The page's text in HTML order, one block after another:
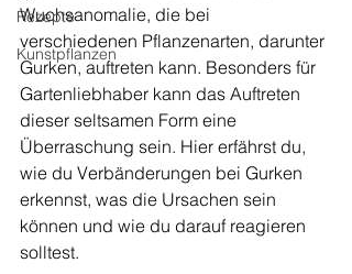
Rezepte
Kunstpflanzen
Wuchsanomalie, die bei
verschiedenen Pflanzenarten, darunter
Gurken, auftreten kann. Besonders für
Gartenliebhaber kann das Auftreten
dieser seltsamen Form eine
Überraschung sein. Hier erfährst du,
wie du Verbänderungen bei Gurken
erkennst, was die Ursachen sein
können und wie du darauf reagieren
solltest.